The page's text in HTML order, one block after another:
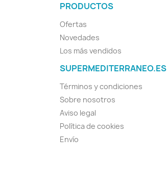
PRODUCTOS
Ofertas
Novedades
Los más vendidos
SUPERMEDITERRANEO.ES
Términos y condiciones
Sobre nosotros
Aviso legal
Política de cookies
Envío